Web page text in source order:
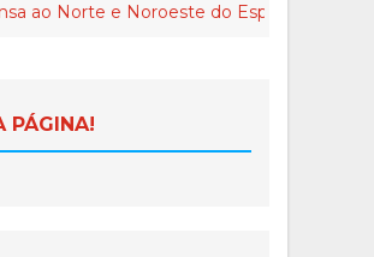
e Noroeste do Espírito Santo
PÁGINA!